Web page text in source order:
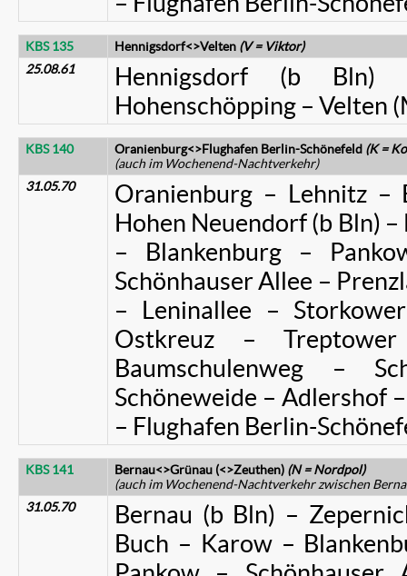
KBS 135 Hennigsdorf<>Velten (V = Viktor)
25.08.61
Hennigsdorf (b
Hohenschöpping – Velten
KBS 140 Oranienburg<>Flughafen Berlin-Schönefeld (K =
(auch im Wochenend-Nachtverkehr)
31.05.70
Oranienburg – Lehnitz –
Hohen Neuendorf (b Bln)
– Blankenburg –
Schönhauser Allee –
– Leninallee –
Ostkreuz –
Baumschulenweg –
Schöneweide – Adlershof
– Flughafen Berlin-
KBS 141 Bernau<>Grünau (<>Zeuthen) (N = Nordpol)
(auch im Wochenend-Nachtverkehr zwischen
31.05.70
Bernau (b Bln) –
Buch – Karow –